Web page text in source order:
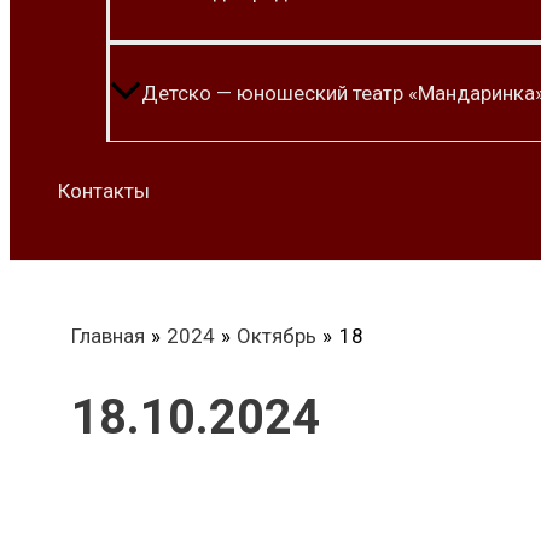
Детско — юношеский театр
Контакты
Главная 2024 Октябрь 18
18.10.2024